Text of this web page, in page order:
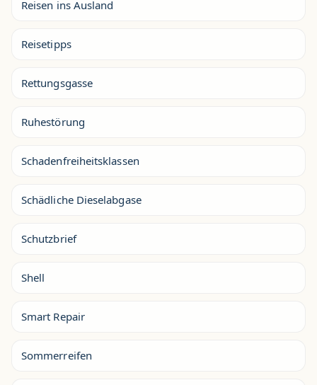
Reisen ins Ausland
Reisetipps
Rettungsgasse
Ruhestörung
Schadenfreiheitsklassen
Schädliche Dieselabgase
Schutzbrief
Shell
Smart Repair
Sommerreifen